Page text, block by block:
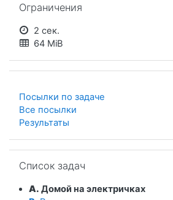
Ограничения
2 сек.
64 MiB
Посылки по задаче
Все посылки
Результаты
Список задач
A. Домой на электричках